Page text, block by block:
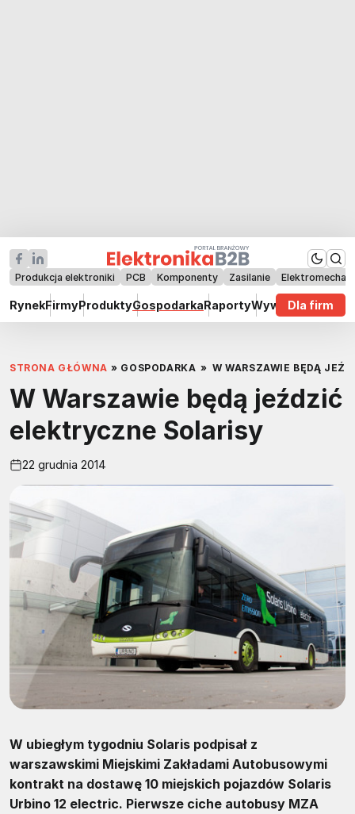
Produkcja elektroniki PCB Komponenty Zasilanie
RynekFirmyProduktyGospodarkaRaportyWywiadyDla firm
STRONA GŁÓWNA » GOSPODARKA » W WARSZAWIE BĘDĄ
W Warszawie będą jeździć
elektryczne Solarisy
22 grudnia 2014
W ubiegłym tygodniu Solaris podpisał z
warszawskimi Miejskimi Zakładami Autobusowymi
kontrakt na dostawę 10 miejskich pojazdów Solaris
Urbino 12 electric. Pierwsze ciche autobusy MZA